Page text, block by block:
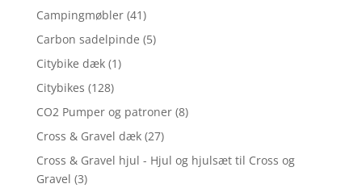
Campingmøbler (41)
Carbon sadelpinde (5)
Citybike dæk (1)
Citybikes (128)
CO2 Pumper og patroner (8)
Cross & Gravel dæk (27)
Cross & Gravel hjul - Hjul og hjulsæt til Cross og
Gravel (3)